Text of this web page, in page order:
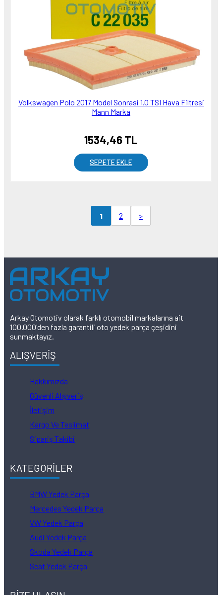
Volkswagen Polo 2017 Model Sonrasi 1.0 TSI Hava Filtresi
Mann Marka
1534,46 TL
SEPETE EKLE
1 2 >
Arkay Otomotiv olarak farklı otomobil markalarına ait
100.000'den fazla garantili oto yedek parça çeşidini
sunmaktayız.
ALIŞVERİŞ
Hakkımızda
Güvenli Alışveriş
İletişim
Kargo Ve Teslimat
Sipariş Takibi
KATEGORİLER
BMW Yedek Parça
Mercedes Yedek Parça
VW Yedek Parça
Audi Yedek Parça
Skoda Yedek Parça
Seat Yedek Parça